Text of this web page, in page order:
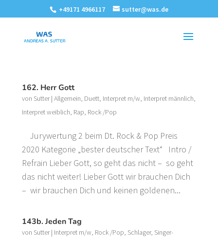
+49171 4966117 sutter@was.de
162. Herr Gott
von Sutter| Allgemein, Duett, Interpret m/w, Interpret männlich,
Interpret weiblich, Rap, Rock /Pop
Jurywertung 2 beim Dt. Rock & Pop Preis
2020 Kategorie „bester deutscher Text“ Intro /
Refrain Lieber Gott, so geht das nicht – so geht
das nicht weiter! Lieber Gott wir brauchen Dich
– wir brauchen Dich und keinen goldenen...
143b. Jeden Tag
von Sutter| Interpret m/w, Rock /Pop, Schlager, Singer-